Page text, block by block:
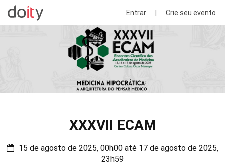
Entrar Crie seu evento
XXXVII ECAM
15 de agosto de 2025, 00h00 até 17 de agosto de 2025,
23h59